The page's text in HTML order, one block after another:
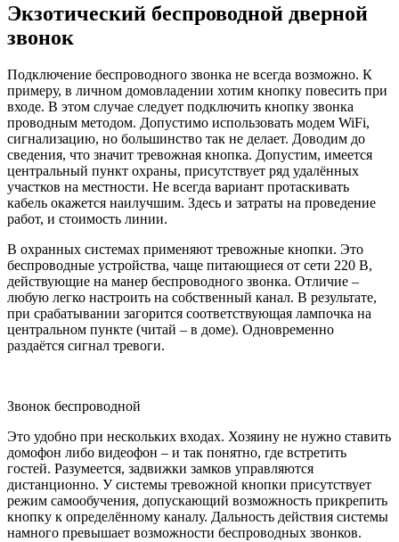
Экзотический беспроводной дверной
звонок
Подключение беспроводного звонка не всегда возможно. К
примеру, в личном домовладении хотим кнопку повесить при
входе. В этом случае следует подключить кнопку звонка
проводным методом. Допустимо использовать модем WiFi,
сигнализацию, но большинство так не делает. Доводим до
сведения, что значит тревожная кнопка. Допустим, имеется
центральный пункт охраны, присутствует ряд удалённых
участков на местности. Не всегда вариант протаскивать
кабель окажется наилучшим. Здесь и затраты на проведение
работ, и стоимость линии.
В охранных системах применяют тревожные кнопки. Это
беспроводные устройства, чаще питающиеся от сети 220 В,
действующие на манер беспроводного звонка. Отличие –
любую легко настроить на собственный канал. В результате,
при срабатывании загорится соответствующая лампочка на
центральном пункте (читай – в доме). Одновременно
раздаётся сигнал тревоги.
Звонок беспроводной
Это удобно при нескольких входах. Хозяину не нужно ставить
домофон либо видеофон – и так понятно, где встретить
гостей. Разумеется, задвижки замков управляются
дистанционно. У системы тревожной кнопки присутствует
режим самообучения, допускающий возможность прикрепить
кнопку к определённому каналу. Дальность действия системы
намного превышает возможности беспроводных звонков.